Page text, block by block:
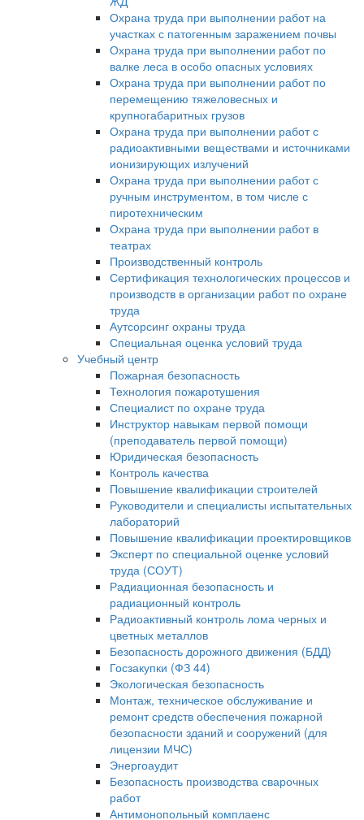
Охрана труда при выполнении работ на
участках с патогенным заражением почвы
Охрана труда при выполнении работ по
валке леса в особо опасных условиях
Охрана труда при выполнении работ по
перемещению тяжеловесных и
крупногабаритных грузов
Охрана труда при выполнении работ с
радиоактивными веществами и источниками
ионизирующих излучений
Охрана труда при выполнении работ с
ручным инструментом, в том числе с
пиротехническим
Охрана труда при выполнении работ в
театрах
Производственный контроль
Сертификация технологических процессов и
производств в организации работ по охране
труда
Аутсорсинг охраны труда
Специальная оценка условий труда
Учебный центр
Пожарная безопасность
Технология пожаротушения
Специалист по охране труда
Инструктор навыкам первой помощи
(преподаватель первой помощи)
Юридическая безопасность
Контроль качества
Повышение квалификации строителей
Руководители и специалисты испытательных
лабораторий
Повышение квалификации проектировщиков
Эксперт по специальной оценке условий
труда (СОУТ)
Радиационная безопасность и
радиационный контроль
Радиоактивный контроль лома черных и
цветных металлов
Безопасность дорожного движения (БДД)
Госзакупки (ФЗ 44)
Экологическая безопасность
Монтаж, техническое обслуживание и
ремонт средств обеспечения пожарной
безопасности зданий и сооружений (для
лицензии МЧС)
Энергоаудит
Безопасность производства сварочных
работ
Антимонопольный комплаенс